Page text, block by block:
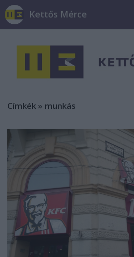
Kettős Mérce
Címkék » munkás